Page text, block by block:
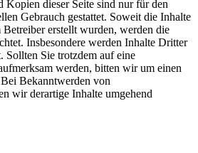
Kopien dieser Seite sind nur für den
Gebrauch gestattet. Soweit die Inhalte
erstellt wurden, werden die
Insbesondere werden Inhalte Dritter
Sollten Sie trotzdem auf eine
werden, bitten wir um einen
Bekanntwerden von
wir derartige Inhalte umgehend